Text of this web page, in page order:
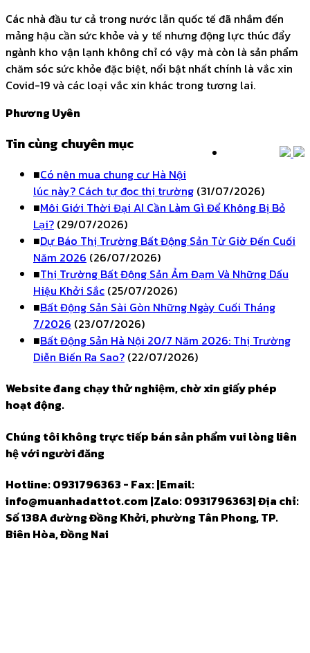
Các nhà đầu tư cả trong nước lẫn quốc tế đã nhắm đến
mảng hậu cần sức khỏe và y tế nhưng động lực thúc đẩy
ngành kho vận lạnh không chỉ có vậy mà còn là sản phẩm
chăm sóc sức khỏe đặc biệt, nổi bật nhất chính là vắc xin
Covid-19 và các loại vắc xin khác trong tương lai.
Phương Uyên
Tin cùng chuyên mục
■Có nên mua chung cư Hà Nội
lúc này? Cách tự đọc thị trường (31/07/2026)
■Môi Giới Thời Đại AI Cần Làm Gì Để Không Bị Bỏ
Lại? (29/07/2026)
■Dự Báo Thị Trường Bất Động Sản Từ Giờ Đến Cuối
Năm 2026 (26/07/2026)
■Thị Trường Bất Động Sản Ảm Đạm Và Những Dấu
Hiệu Khởi Sắc (25/07/2026)
■Bất Động Sản Sài Gòn Những Ngày Cuối Tháng
7/2026 (23/07/2026)
■Bất Động Sản Hà Nội 20/7 Năm 2026: Thị Trường
Diễn Biến Ra Sao? (22/07/2026)
Website đang chạy thử nghiệm, chờ xin giấy phép
hoạt động.
Chúng tôi không trực tiếp bán sản phẩm vui lòng liên
hệ với người đăng
Hotline: 0931796363 - Fax:|Email:
info@muanhadattot.com |Zalo: 0931796363|Địa chỉ:
Số 138A đường Đồng Khởi, phường Tân Phong, TP.
Biên Hòa, Đồng Nai